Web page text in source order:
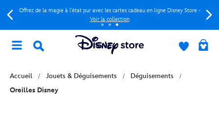
Offrez de la magie à l'état pur avec les cartes cadeau en ligne Disney Store -
Voir la collection
Accueil Jouets & Déguisements
Déguisements
Oreilles Disney